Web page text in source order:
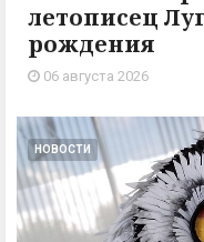
летописец
рождения
06 августа 2026
НОВОСТИ